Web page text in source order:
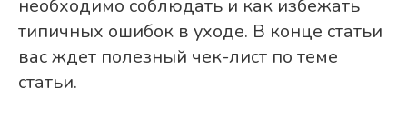
необходимо соблюдать и как избежать
типичных ошибок в уходе. В конце статьи
вас ждет полезный чек-лист по теме
статьи.